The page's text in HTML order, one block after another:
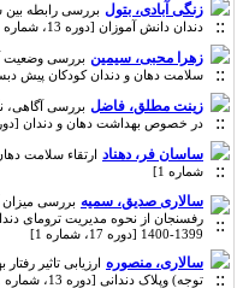
زنگی آبادی، بتول بررسی رابطه بین
دندان دانش آموزان [دوره 13، شماره 2]
زهرا محبی، سیمین بررسی وضعیت
سلامت دهان و دندان کودکان پیش دبستانی در
زینت مطلق، فاضل بررسی آگاهی،
در خصوص بهداشت دهان و دندان [دوره 9، شماره 1]
ساسان فر، دهناد
شماره 1]
سالاری صدیق، سمیه بررسی میزان
1399-1400 [دوره 17، شماره 1]
سالاری، منصوره
توجه) وپلاک دندانی [دوره 13، شماره 1]